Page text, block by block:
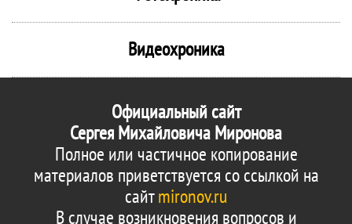
Видеохроника
Официальный сайт
Сергея Михайловича Миронова
Полное или частичное копирование
материалов приветствуется со ссылкой на
сайтmironov.ru
В случае возникновения вопросов и